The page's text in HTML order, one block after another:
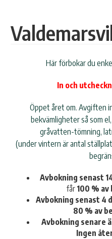
Här förbokar du
In och
Öppet året om. Avgiften
bekvämligheter så som
gråvatten-tömning,
(under vintern är antal
Avbokning senast
får 100 %
Avbokning senast 4
80 % av
Avbokning senare
Ingen